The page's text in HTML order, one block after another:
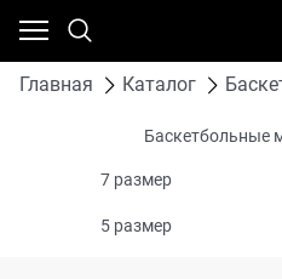
Главная Каталог
Баскетбольные
7 размер
5 размер